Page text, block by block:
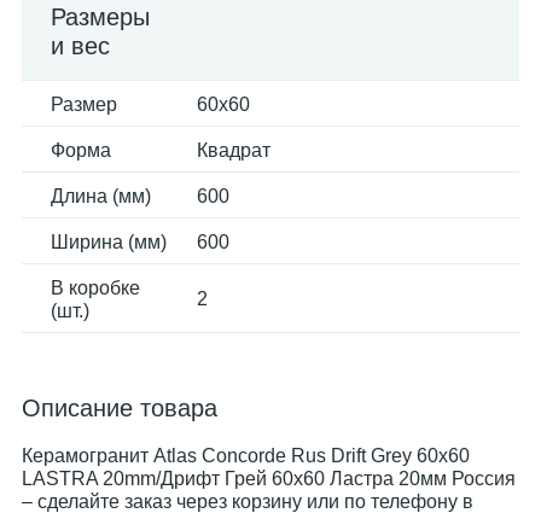
Размеры
и вес
Размер 60x60
Форма Квадрат
Длина (мм) 600
Ширина (мм) 600
В коробке
(шт.)
2
Описание товара
Керамогранит Atlas Concorde Rus Drift Grey 60x60
LASTRA 20mm/Дрифт Грей 60x60 Ластра 20мм Россия
– сделайте заказ через корзину или по телефону в